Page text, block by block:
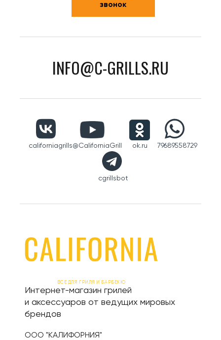
звонок
INFO@C-GRILLS.RU
californiagrills@CaliforniaGrill ok.ru 79689558729
cgrillsbot
ВСЕ ДЛЯ ГРИЛЯ И БАРБЕКЮ
Интернет-магазин грилей
и аксессуаров от ведущих мировых
брендов
ООО "КАЛИФОРНИЯ"